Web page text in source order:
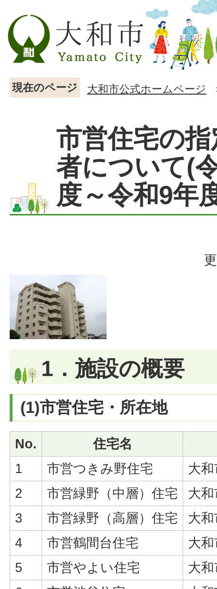
現在のページ 大和市公式ホームページ
市営住宅の
者について(
度～令和9年
1．施設の概要
(1)市営住宅・所在地
No.
住宅名
1
市営つきみ野住宅
大
2
市営緑野（中層）住宅
大
3
市営緑野（高層）住宅
大
4
市営鶴間台住宅
大
5
市営やよい住宅
大